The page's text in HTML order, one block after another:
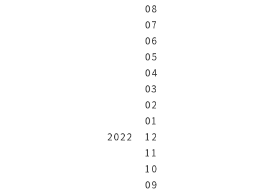
08
07
06
05
04
03
02
01
2022
12
11
10
09